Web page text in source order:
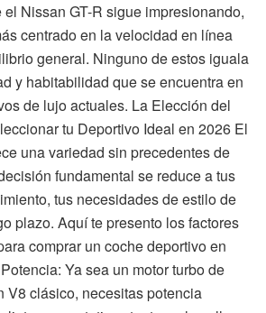
Nissan GT-R sigue impresionando,
centrado en la velocidad en línea
general. Ninguno de estos iguala
y habitabilidad que se encuentra en
de lujo actuales. La Elección del
tu Deportivo Ideal en 2026 El
una variedad sin precedentes de
fundamental se reduce a tus
tus necesidades de estilo de
plazo. Aquí te presento los factores
comprar un coche deportivo en
Ya sea un motor turbo de
V8 clásico, necesitas potencia